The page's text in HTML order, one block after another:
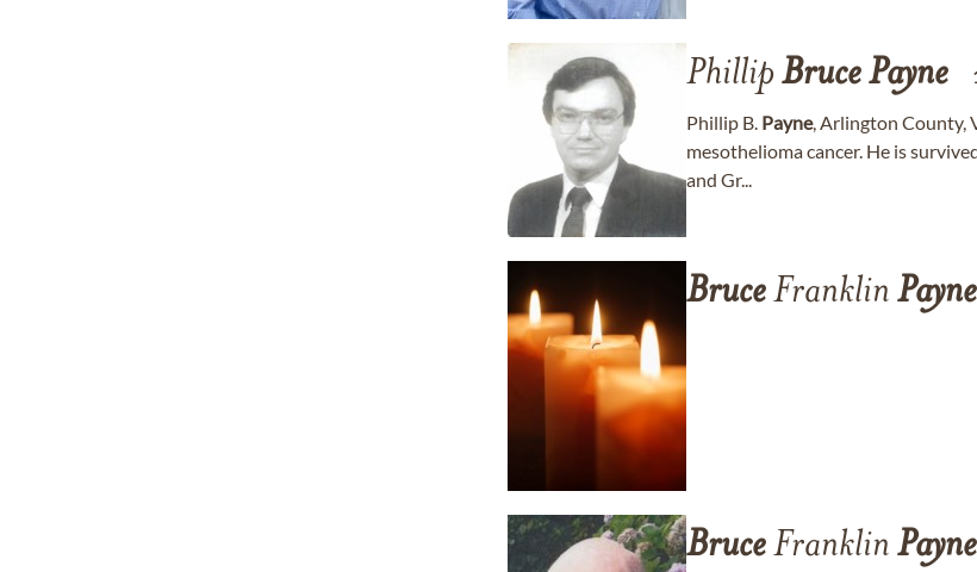
PhillipBrucePayne
Phillip B. Payne, Arlington County,
mesothelioma cancer. He is
and Gr...
BruceFranklin Payne
BruceFranklin Payne